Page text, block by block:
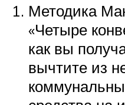
Методика
«Четыре
как вы
вычтите из